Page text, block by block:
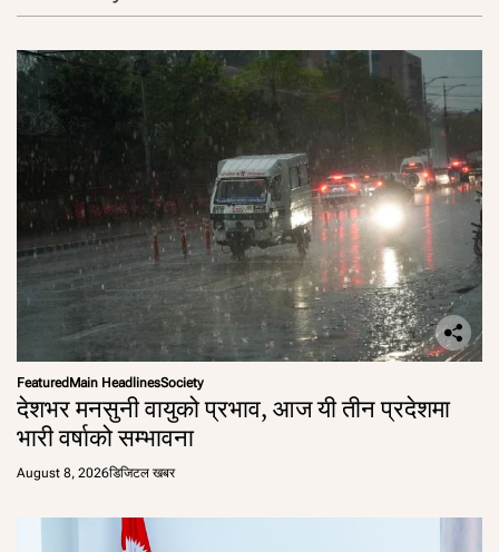
Featured Main HeadlinesSociety
देशभर मनसुनी वायुको प्रभाव, आज यी तीन प्रदेशमा
भारी वर्षाको सम्भावना
August 8, 2026डिजिटल खबर